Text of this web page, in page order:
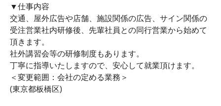
▼仕事内容
交通、屋外広告や店舗、施設関係の広告、サイン関係の
受注営業社内研修後、先輩社員との同行営業から始めて
頂きます。
社外講習会等の研修制度もあります。
丁寧に指導いたしますので、安心して就業頂けます。
＜変更範囲：会社の定める業務＞
(東京都板橋区)